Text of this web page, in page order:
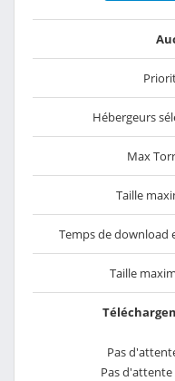
Hébergeurs
Max
Taille
Temps de download
Taille
Pas
Pas